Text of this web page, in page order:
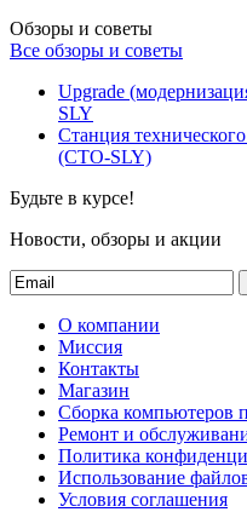
Обзоры и советы
Все обзоры и советы
Upgrade
SLY
Станция
(СТО-SLY)
Будьте в курсе!
Новости, обзоры и акции
О компании
Миссия
Контакты
Магазин
Сборка компьютеров
Ремонт и
Политика
Использование
Условия соглашения